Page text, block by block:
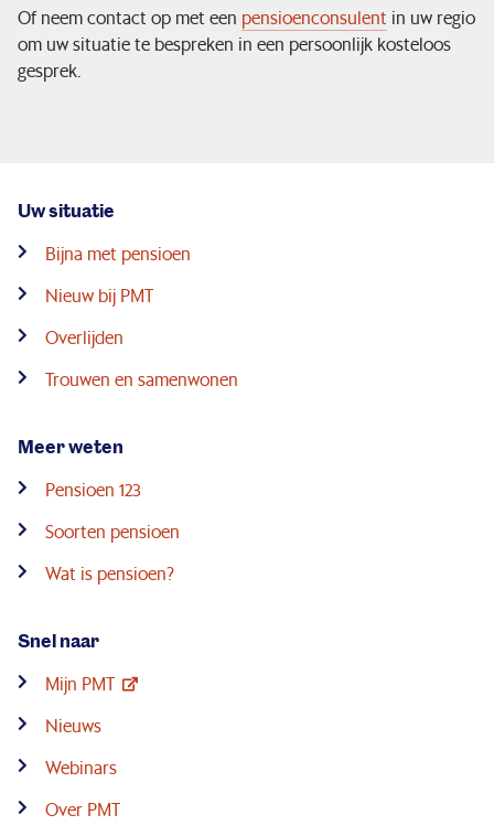
Of neem contact op met een pensioenconsulent in uw regio
om uw situatie te bespreken in een persoonlijk kosteloos
gesprek.
Uw situatie
Bijna met pensioen
Nieuw bij PMT
Overlijden
Trouwen en samenwonen
Meer weten
Pensioen 123
Soorten pensioen
Wat is pensioen?
Snel naar
Mijn PMT
Nieuws
Webinars
Over PMT